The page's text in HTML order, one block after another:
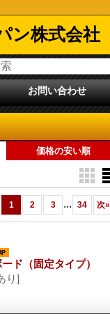
ン株式会社
お問い合わせ
価格の安い順
1 2 3 ... 34 次»
ド（固定タイプ）
り]